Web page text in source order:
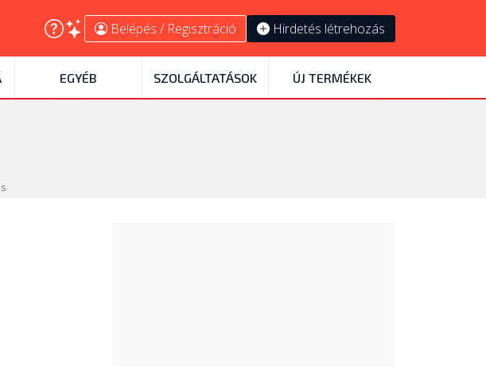
Belépés / Regisztráció Hirdetés létrehozás
EGYÉB SZOLGÁLTATÁSOK ÚJ TERMÉKEK